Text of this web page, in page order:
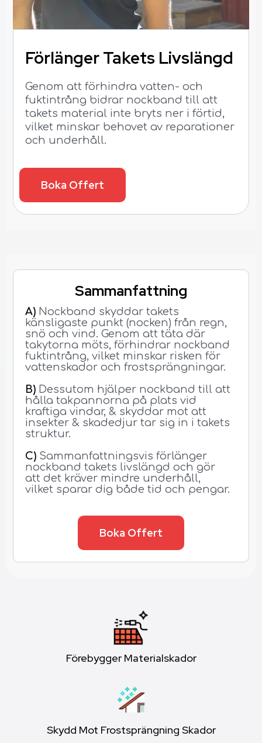
Förlänger Takets Livslängd
Genom att förhindra vatten- och
fuktintrång bidrar nockband till att
takets material inte bryts ner i förtid,
vilket minskar behovet av reparationer
och underhåll.
Boka Offert
Sammanfattning
A) Nockband skyddar takets
känsligaste punkt (nocken) från regn,
snö och vind. Genom att täta där
takytorna möts, förhindrar nockband
fuktintrång, vilket minskar risken för
vattenskador och frostsprängningar.
B) Dessutom hjälper nockband till att
hålla takpannorna på plats vid
kraftiga vindar, & skyddar mot att
insekter & skadedjur tar sig in i takets
struktur.
C) Sammanfattningsvis förlänger
nockband takets livslängd och gör
att det kräver mindre underhåll,
vilket sparar dig både tid och pengar.
Boka Offert
Förebygger Materialskador
Skydd Mot Frostsprängning Skador